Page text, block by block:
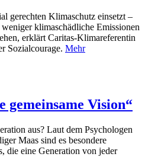
gerechten Klimaschutz einsetzt –
klimaschädliche Emissionen
erklärt Caritas-Klimareferentin
Sozialcourage. Mehr
gemeinsame Vision“
aus? Laut dem Psychologen
Maas sind es besondere
die eine Generation von jeder